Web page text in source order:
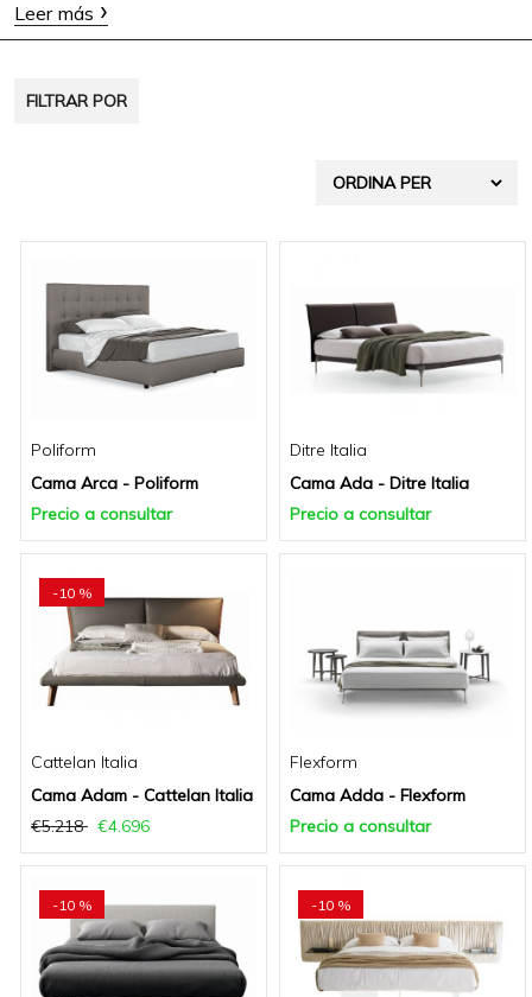
Leer más
FILTRAR POR
Poliform
Cama Arca - Poliform
Precio a consultar
Ditre Italia
Cama Ada - Ditre Italia
Precio a consultar
-10 %
Cattelan Italia
Cama Adam - Cattelan Italia
€5.218
€4.696
Flexform
Cama Adda - Flexform
Precio a consultar
-10 % -10 %